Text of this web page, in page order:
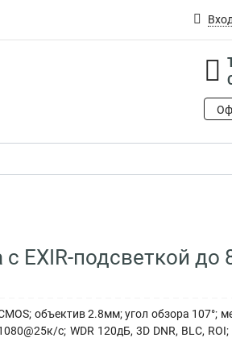
Вход
EXIR-подсветкой до
объектив 2.8мм; угол обзора 107°;
с; WDR 120дБ, 3D DNR, BLC,